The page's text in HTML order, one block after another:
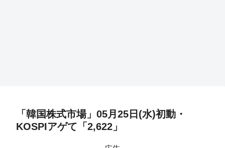
「韓国株式市場」05月25日(水)初動・
KOSPIアゲて「2,622」